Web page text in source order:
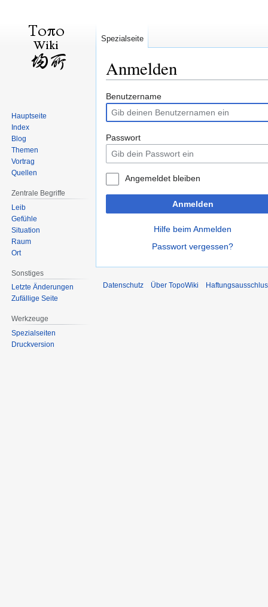
Anmelden
Zur
Navigation
springen
Zur
Suche
springen
Benutzername
Passwort
Angemeldet bleiben
Anmelden
Hilfe beim Anmelden
Passwort vergessen?
Spezialseite
Hauptseite
Index
Blog
Themen
Vortrag
Quellen
Zentrale Begriffe
Leib
Gefühle
Situation
Raum
Ort
Sonstiges
Letzte Änderungen
Zufällige Seite
Werkzeuge
Spezialseiten
Druckversion
Datenschutz Über TopoWiki